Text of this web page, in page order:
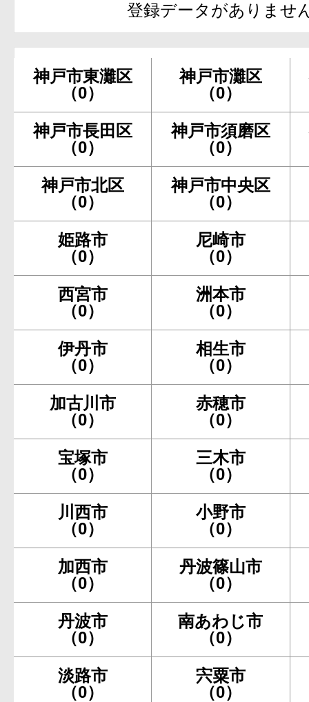
登録データがありませ
神戸市東灘区
（0）
神戸市灘区
（0）
神戸市長田区
（0）
神戸市須磨区
（0）
神戸市北区
（0）
神戸市中央区
（0）
姫路市
（0）
尼崎市
（0）
西宮市
（0）
洲本市
（0）
伊丹市
（0）
相生市
（0）
加古川市
（0）
赤穂市
（0）
宝塚市
（0）
三木市
（0）
川西市
（0）
小野市
（0）
加西市
（0）
丹波篠山市
（0）
丹波市
（0）
南あわじ市
（0）
淡路市
（0）
宍粟市
（0）